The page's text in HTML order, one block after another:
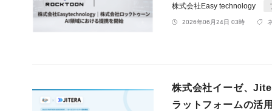
株式会社Easy technology
2026年06月24日 03時
株式会社イーゼ、
ラットフォームの活